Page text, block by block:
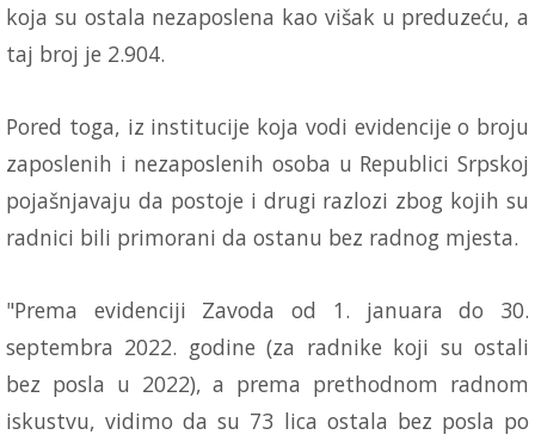
koja su ostala nezaposlena kao višak u preduzeću, a
taj broj je 2.904.
Pored toga, iz institucije koja vodi evidencije o broju
zaposlenih i nezaposlenih osoba u Republici Srpskoj
pojašnjavaju da postoje i drugi razlozi zbog kojih su
radnici bili primorani da ostanu bez radnog mjesta.
"Prema evidenciji Zavoda od 1. januara do 30.
septembra 2022. godine (za radnike koji su ostali
bez posla u 2022), a prema prethodnom radnom
iskustvu, vidimo da su 73 lica ostala bez posla po